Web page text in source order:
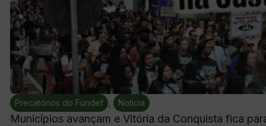
Precatórios do Fundef , Notícia
Municípios avançam e Vitória da Conquista fica